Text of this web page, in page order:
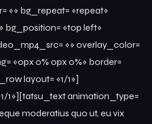
«» bg_repeat= «repeat»
bg_position= «top left»
«» overlay_color=
«0px 0% 0px 0%» border=
layout= «1/1»]
1»][tatsu_text animation_type=
moderatius quo ut, eu vix